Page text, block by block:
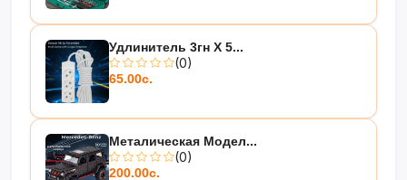
Удлинитель 3гн Х 5...
(0)
65.00с.
Металическая Модел...
(0)
200.00с.